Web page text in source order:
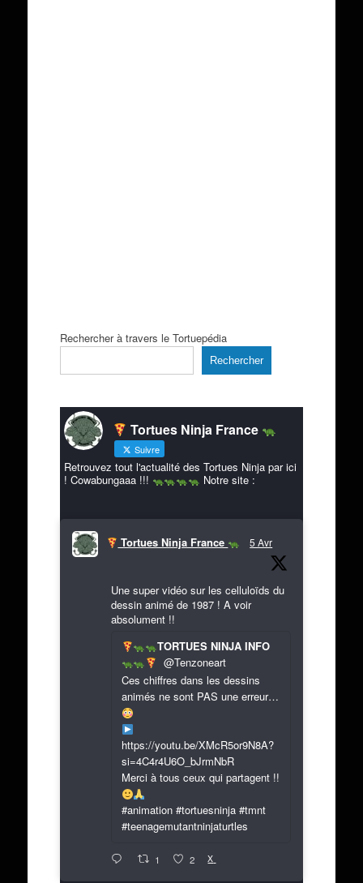
Rechercher à travers le Tortuepédia
Rechercher
Tortues Ninja France
Suivre
Retrouvez tout l'actualité des Tortues Ninja par ici
! Cowabungaaa !!!
Notre site :
Tortues Ninja France 5 Avr
Une super vidéo sur les celluloïds du
dessin animé de 1987 ! A voir
absolument !!
TORTUES NINJA INFO
@Tenzoneart
Ces chiffres dans les dessins
animés ne sont PAS une erreur…
https://youtu.be/XMcR5or9N8A?
si=4C4r4U6O_bJrmNbR
Merci à tous ceux qui partagent !!
#animation #tortuesninja #tmnt
#teenagemutantninjaturtles
1 2 X